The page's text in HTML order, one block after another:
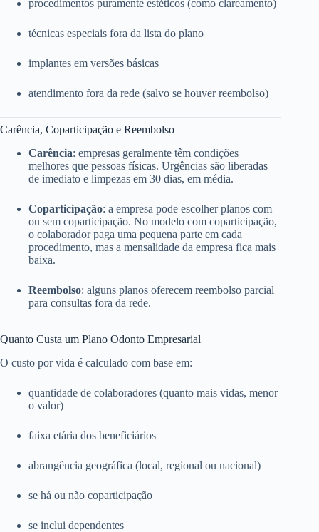
procedimentos puramente estéticos (como clareamento)
técnicas especiais fora da lista do plano
implantes em versões básicas
atendimento fora da rede (salvo se houver reembolso)
Carência, Coparticipação e Reembolso
Carência: empresas geralmente têm condições
melhores que pessoas físicas. Urgências são liberadas
de imediato e limpezas em 30 dias, em média.
Coparticipação: a empresa pode escolher planos com
ou sem coparticipação. No modelo com coparticipação,
o colaborador paga uma pequena parte em cada
procedimento, mas a mensalidade da empresa fica mais
baixa.
Reembolso: alguns planos oferecem reembolso parcial
para consultas fora da rede.
Quanto Custa um Plano Odonto Empresarial
O custo por vida é calculado com base em:
quantidade de colaboradores (quanto mais vidas, menor
o valor)
faixa etária dos beneficiários
abrangência geográfica (local, regional ou nacional)
se há ou não coparticipação
se inclui dependentes